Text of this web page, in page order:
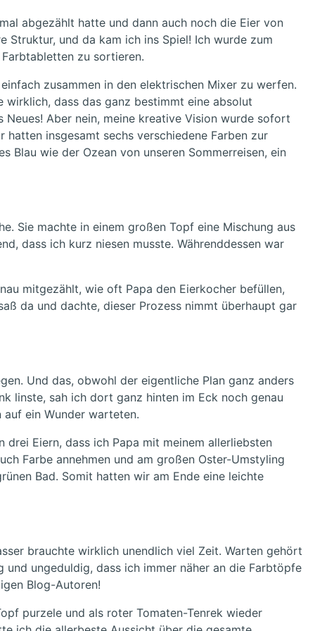
abgezählt hatte und dann auch noch die Eier von
Struktur, und da kam ich ins Spiel! Ich wurde zum
zu sortieren.
zusammen in den elektrischen Mixer zu werfen.
wirklich, dass das ganz bestimmt eine absolut
Aber nein, meine kreative Vision wurde sofort
insgesamt sechs verschiedene Farben zur
Blau wie der Ozean von unseren Sommerreisen, ein
Sie machte in einem großen Topf eine Mischung aus
dass ich kurz niesen musste. Währenddessen war
mitgezählt, wie oft Papa den Eierkocher befüllen,
da und dachte, dieser Prozess nimmt überhaupt gar
Und das, obwohl der eigentliche Plan ganz anders
linste, sah ich dort ganz hinten im Eck noch genau
ein Wunder warteten.
Eiern, dass ich Papa mit meinem allerliebsten
Farbe annehmen und am großen Oster-Umstyling
Bad. Somit hatten wir am Ende eine leichte
brauchte wirklich unendlich viel Zeit. Warten gehört
ungeduldig, dass ich immer näher an die Farbtöpfe
Blog-Autoren!
purzele und als roter Tomaten-Tenrek wieder